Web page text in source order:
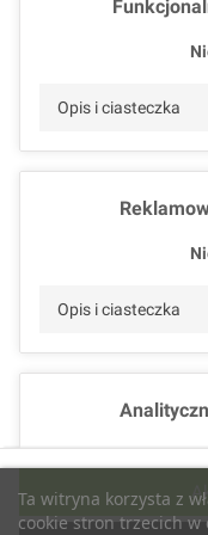
Ta witryna korzysta z
cookie stron trzecich w
Opis i ciasteczka
Opis i ciasteczka
Opis i ciasteczka